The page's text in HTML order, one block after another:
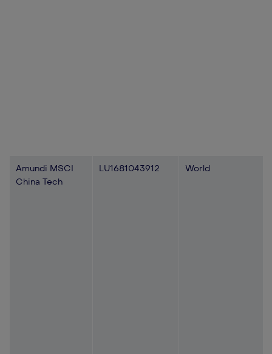
Amundi MSCI
China Tech
LU1681043912 World